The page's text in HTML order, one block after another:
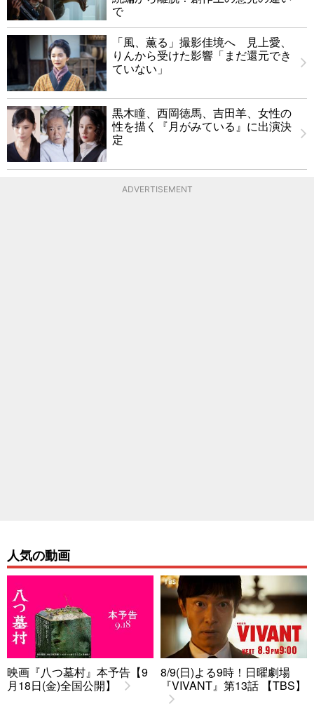
で
「風、薫る」撮影佳境へ 見上愛、
りんから受けた影響「まだ還元でき
ていない」
黒木瞳、西岡徳馬、吉田羊、女性の
性を描く『月がみている』に出演決
定
ADVERTISEMENT
人気の動画
映画『八つ墓村』本予告【9
月18日(金)全国公開】
8/9(日)よる9時！日曜劇場
『VIVANT』第13話 【TBS】